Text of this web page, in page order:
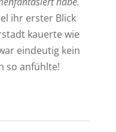
ihr erster Blick
kauerte wie
eindeutig kein
so anfühlte!